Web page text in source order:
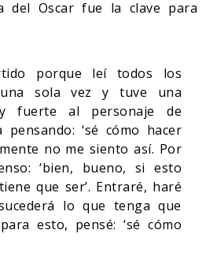
del Oscar fue la clave para
porque leí todos los
sola vez y tuve una
fuerte al personaje de
pensando: ‘sé cómo hacer
no me siento así. Por
‘bien, bueno, si esto
que ser’. Entraré, haré
lo que tenga que
esto, pensé: ‘sé cómo